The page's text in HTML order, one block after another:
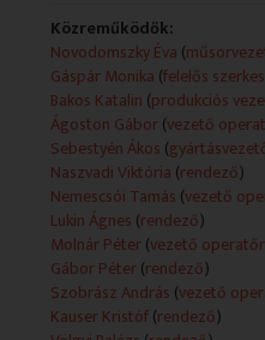
szerkesztők olyan délelőtti
amelyben mindenki
információt, egyben
számára a nehezebb
Az ebédhez készülődő
nagyszülőket-szülőket
Család-barát című műsor.
formában, de színesebb
tartalommal várja nézőit
Szolgáltató magazin
Technikai leírás:
A feltüntetett
Közreműködők:
Novodomszky Éva (
Gáspár Monika (felelős
Bakos Katalin (produkciós
Ágoston Gábor(vezető
Sebestyén Ákos (
Naszvadi Viktória (rendező)
Nemescsói Tamás (vezető
Lukin Ágnes (rendező)
Molnár Péter(vezető operatőr
Gábor Péter(rendező)
Szobrász András (vezető
Kauser Kristóf(rendező)